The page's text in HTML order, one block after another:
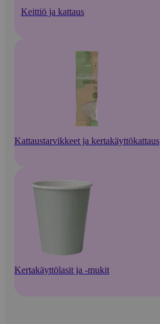
Keittiö ja kattaus
Kattaustarvikkeet ja kertakäyttökattaus
Kertakäyttölasit ja -mukit